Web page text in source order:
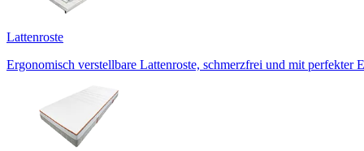
Lattenroste
Ergonomisch verstellbare Lattenroste, schmerzfrei und mit perfekter